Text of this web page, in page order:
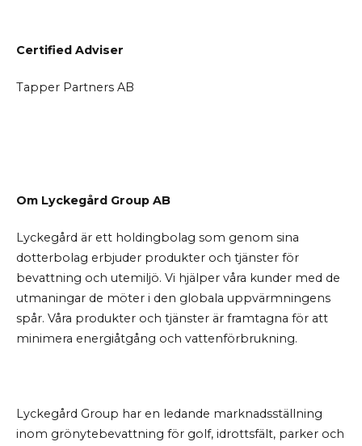
Certified Adviser
Tapper Partners AB
Om Lyckegård Group AB
Lyckegård är ett holdingbolag som genom sina
dotterbolag erbjuder produkter och tjänster för
bevattning och utemiljö. Vi hjälper våra kunder med de
utmaningar de möter i den globala uppvärmningens
spår. Våra produkter och tjänster är framtagna för att
minimera energiåtgång och vattenförbrukning.
Lyckegård Group har en ledande marknadsställning
inom grönytebevattning för golf, idrottsfält, parker och